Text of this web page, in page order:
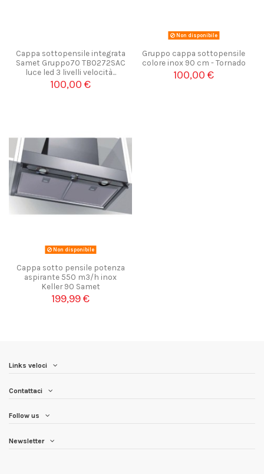
Cappa sottopensile integrata
Samet Gruppo70 TB0272SAC
luce led 3 livelli velocità...
100,00 €
Non disponibile
Gruppo cappa sottopensile
colore inox 90 cm - Tornado
100,00 €
Non disponibile
Cappa sotto pensile potenza
aspirante 550 m3/h inox
Keller 90 Samet
199,99 €
Links veloci
Contattaci
Follow us
Newsletter